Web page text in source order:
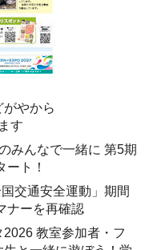
やから
す
みんなで一緒に 第5期
ト！
交通安全運動」期間
ナーを再確認
教室参加者・フ